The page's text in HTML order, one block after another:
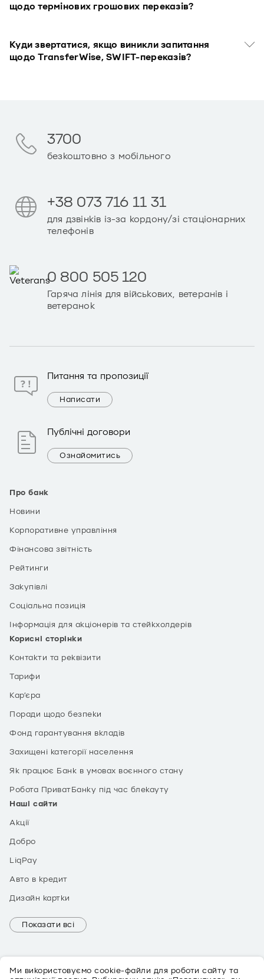
Ми використовуємо cookie-файли для роботи сайту та
щодо термінових грошових переказів?
Куди звертатися, якщо виникли запитання
щодо TransferWise, SWIFT-переказів?
Про банк
Новини
Корпоративне управління
Фінансова звітність
Рейтинги
Закупівлі
Соціальна позиція
Інформація для акціонерів та стейкхолдерів
Корисні сторінки
Контакти та реквізити
Тарифи
Кар’єра
Поради щодо безпеки
Фонд гарантування вкладів
Захищені категорії населення
Як працює Банк в умовах воєнного стану
Робота ПриватБанку під час блекауту
Наші сайти
Акції
Добро
LiqPay
Авто в кредит
Дизайн картки
Показати всі
3700
безкоштовно з мобільного
+38 073 716 11 31
для дзвінків із-за кордону/зі стаціонарних
телефонів
0 800 505 120
Гаряча лінія для військових, ветеранів і
ветеранок
Питання та пропозиції
Написати
Публічні договори
Ознайомитись